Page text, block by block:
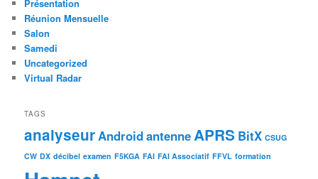
Présentation
Réunion Mensuelle
Salon
Samedi
Uncategorized
Virtual Radar
TAGS
analyseur Androidantenne APRS BitX CSUG
CW DX décibel examen F5KGA FAI FAI Associatif FFVL formation